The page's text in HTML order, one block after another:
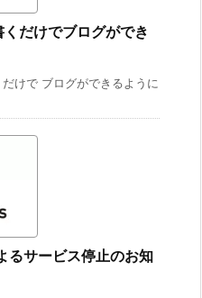
くだけでブログができ
けで ブログができるように
るサービス停止のお知